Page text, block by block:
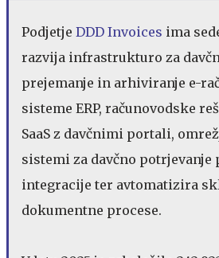
Podjetje DDD Invoices ima
razvija infrastrukturo za
prejemanje in arhiviranje e-
sisteme ERP, računovodske
SaaS z davčnimi portali,
sistemi za davčno potrjevanje
integracije ter avtomatizira
dokumentne procese.